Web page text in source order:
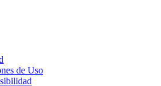
de Uso